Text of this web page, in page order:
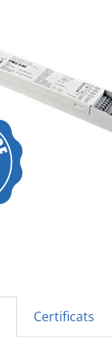
Certificats